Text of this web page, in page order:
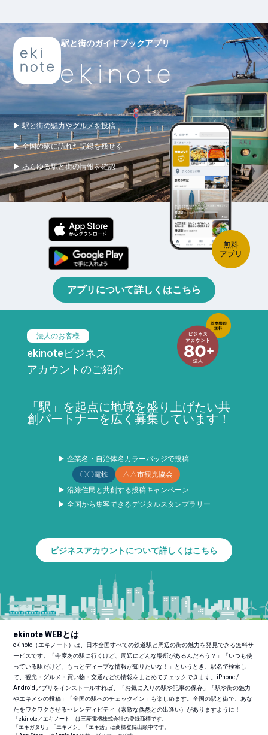
駅と街のガイドブックアプリ
▶ 駅と街の魅力やグルメを投稿
▶ 全国の駅に訪れた記録を残せる
▶ あらゆる駅と街の情報を確認
アプリについて詳しくはこちら
法人のお客様
ekinoteビジネス
アカウントのご紹介
「駅」を起点に地域を盛り上げたい共
創パートナーを広く募集しています！
▶ 企業名・自治体名カラーバッジで投稿
〇〇電鉄
△△市観光協会
▶ 沿線住民と共創する投稿キャンペーン
▶ 全国から集客できるデジタルスタンプラリー
ビジネスアカウントについて詳しくはこちら
ekinote WEBとは
ekinote（エキノート）は、日本全国すべての鉄道駅と周辺の街の魅力を発見できる無料サ
ービスです。「今度あの駅に行くけど、周辺にどんな場所があるんだろう？」「いつも使
っている駅だけど、もっとディープな情報が知りたいな！」というとき、駅名で検索し
て、観光・グルメ・買い物・交通などの情報をまとめてチェックできます。iPhone /
Androidアプリをインストールすれば、「お気に入りの駅や記事の保存」「駅や街の魅力
やエキメシの投稿」「全国の駅へのチェックイン」も楽しめます。全国の駅と街で、あな
たをワクワクさせるセレンディピティ（素敵な偶然との出逢い）がありますように！
「ekinote／エキノート」は三菱電機株式会社の登録商標です。
「エキガタリ」「エキメシ」「エキ活」は商標登録出願中です。